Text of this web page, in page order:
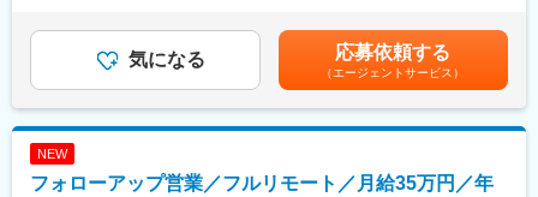
DX実行支援
SX実行支援
※支援後も顧客との長期的な関係性があります。
ラシーの低さに加え、特に地方の中小企業や自治体では、技術導
安の金額であり、選考を通じて上下する可能性があります。月給
(月額)は固定手当を含めた表記です。
気になる 応募依頼する
（エージェントサービス）
NEW
フォローアップ営業／フルリモート／月給35万円／年